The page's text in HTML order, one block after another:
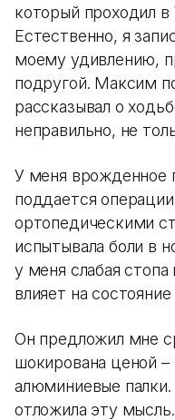
который проходил
Естественно, я
моему удивлению,
подругой. Максим
рассказывал о
неправильно, не
У меня врожденное
поддается
ортопедическими
испытывала боли в
у меня слабая стопа
влияет на
Он предложил мне
шокирована ценой –
алюминиевые
отложила эту мысль.